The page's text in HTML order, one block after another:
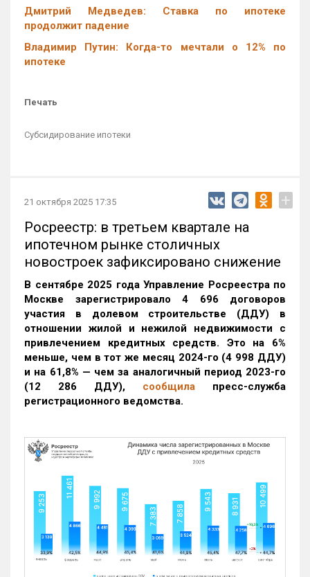
Дмитрий Медведев: Ставка по ипотеке
продолжит падение
Владимир Путин: Когда-то мечтали о 12% по
ипотеке
Печать
Субсидирование ипотеки
21 октября 2025 17:35 +
Росреестр: в третьем квартале на
ипотечном рынке столичных
новостроек зафиксировано снижение
В сентябре 2025 года Управление Росреестра по
Москве зарегистрировало 4 696 договоров
участия в долевом строительстве (ДДУ) в
отношении жилой и нежилой недвижимости с
привлечением кредитных средств. Это на 6%
меньше, чем в тот же месяц 2024-го (4 998 ДДУ)
и на 61,8% — чем за аналогичный период 2023-го
(12 286 ДДУ), сообщила пресс-служба
регистрационного ведомства.